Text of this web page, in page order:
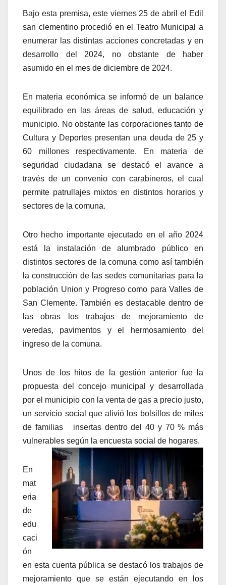
Bajo esta premisa, este viernes 25 de abril el Edil
san clementino procedió en el Teatro Municipal a
enumerar las distintas acciones concretadas y en
desarrollo del 2024, no obstante de haber
asumido en el mes de diciembre de 2024.
En materia económica se informó de un balance
equilibrado en las áreas de salud, educación y
municipio. No obstante las corporaciones tanto de
Cultura y Deportes presentan una deuda de 25 y
60 millones respectivamente. En materia de
seguridad ciudadana se destacó el avance a
través de un convenio con carabineros, el cual
permite patrullajes mixtos en distintos horarios y
sectores de la comuna.
Otro hecho importante ejecutado en el año 2024
está la instalación de alumbrado público en
distintos sectores de la comuna como así también
la construcción de las sedes comunitarias para la
población Union y Progreso como para Valles de
San Clemente. También es destacable dentro de
las obras los trabajos de mejoramiento de
veredas, pavimentos y el hermosamiento del
ingreso de la comuna.
Unos de los hitos de la gestión anterior fue la
propuesta del concejo municipal y desarrollada
por el municipio con la venta de gas a precio justo,
un servicio social que alivió los bolsillos de miles
de familias insertas dentro del 40 y 70 % más
vulnerables según la encuesta social de hogares.
En
mat
eria
de
edu
caci
ón
en esta cuenta pública se destacó los trabajos de
mejoramiento que se están ejecutando en los